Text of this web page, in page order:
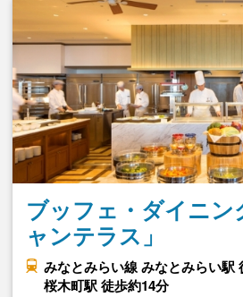
ブッフェ・ダイニン
ャンテラス」
みなとみらい線 みなとみらい駅
桜木町駅 徒歩約14分